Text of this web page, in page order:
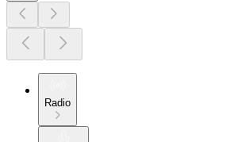
Radio